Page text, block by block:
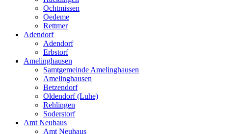
Ochtmissen
Oedeme
Rettmer
Adendorf
Adendorf
Erbstorf
Amelinghausen
Samtgemeinde Amelinghausen
Amelinghausen
Betzendorf
Oldendorf (Luhe)
Rehlingen
Soderstorf
Amt Neuhaus
Amt Neuhaus